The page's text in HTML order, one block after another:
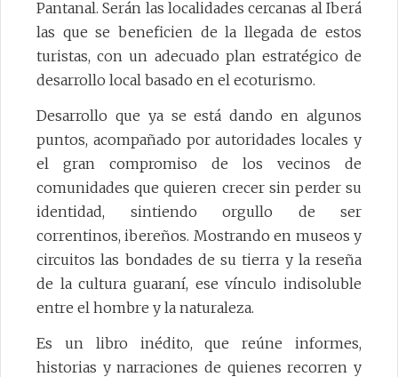
Pantanal. Serán las localidades cercanas al Iberá
las que se beneficien de la llegada de estos
turistas, con un adecuado plan estratégico de
desarrollo local basado en el ecoturismo.
Desarrollo que ya se está dando en algunos
puntos, acompañado por autoridades locales y
el gran compromiso de los vecinos de
comunidades que quieren crecer sin perder su
identidad, sintiendo orgullo de ser
correntinos, ibereños. Mostrando en museos y
circuitos las bondades de su tierra y la reseña
de la cultura guaraní, ese vínculo indisoluble
entre el hombre y la naturaleza.
Es un libro inédito, que reúne informes,
historias y narraciones de quienes recorren y